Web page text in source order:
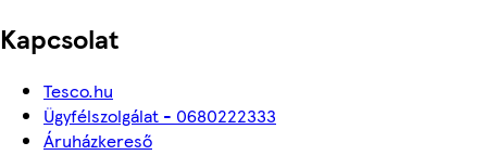
Kapcsolat
Tesco.hu
Ügyfélszolgálat - 0680222333
Áruházkereső